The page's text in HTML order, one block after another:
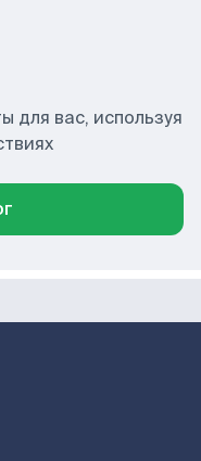
вас, используя